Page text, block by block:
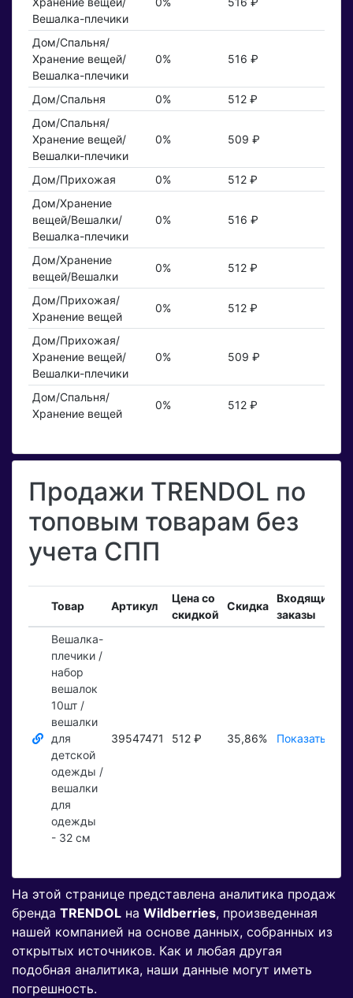
Вешалка-плечики
Дом/Спальня/
Хранение вещей/
Вешалка-плечики
0% 516 ₽
Дом/Спальня 0%
512 ₽
Дом/Спальня/
Хранение вещей/
Вешалки-плечики
0% 509 ₽
Дом/Прихожая 0%
512 ₽
Дом/Хранение
вещей/Вешалки/
Вешалка-плечики
0% 516 ₽
Дом/Хранение
вещей/Вешалки
0% 512 ₽
Дом/Прихожая/
Хранение вещей
0% 512 ₽
Дом/Прихожая/
Хранение вещей/
Вешалки-плечики
0% 509 ₽
Дом/Спальня/
Хранение вещей
0% 512 ₽
Продажи TRENDOL по
топовым товарам без
учета СПП
Товар Артикул
Цена со
скидкой
Скидка
Входящие
заказы
Вешалка-
плечики /
набор
вешалок
10шт /
вешалки
для
детской
одежды /
вешалки
для
одежды
- 32 см
39547471 512 ₽ 35,86% Показать ₽
На этой странице представлена аналитика продаж
бренда TRENDOL на Wildberries, произведенная
нашей компанией на основе данных, собранных из
открытых источников. Как и любая другая
подобная аналитика, наши данные могут иметь
погрешность.